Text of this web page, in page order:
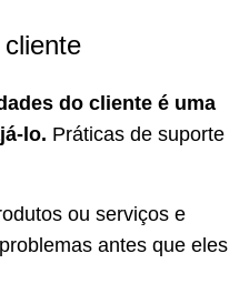
do cliente é uma
lo. Práticas de suporte
ou serviços e
antes que eles